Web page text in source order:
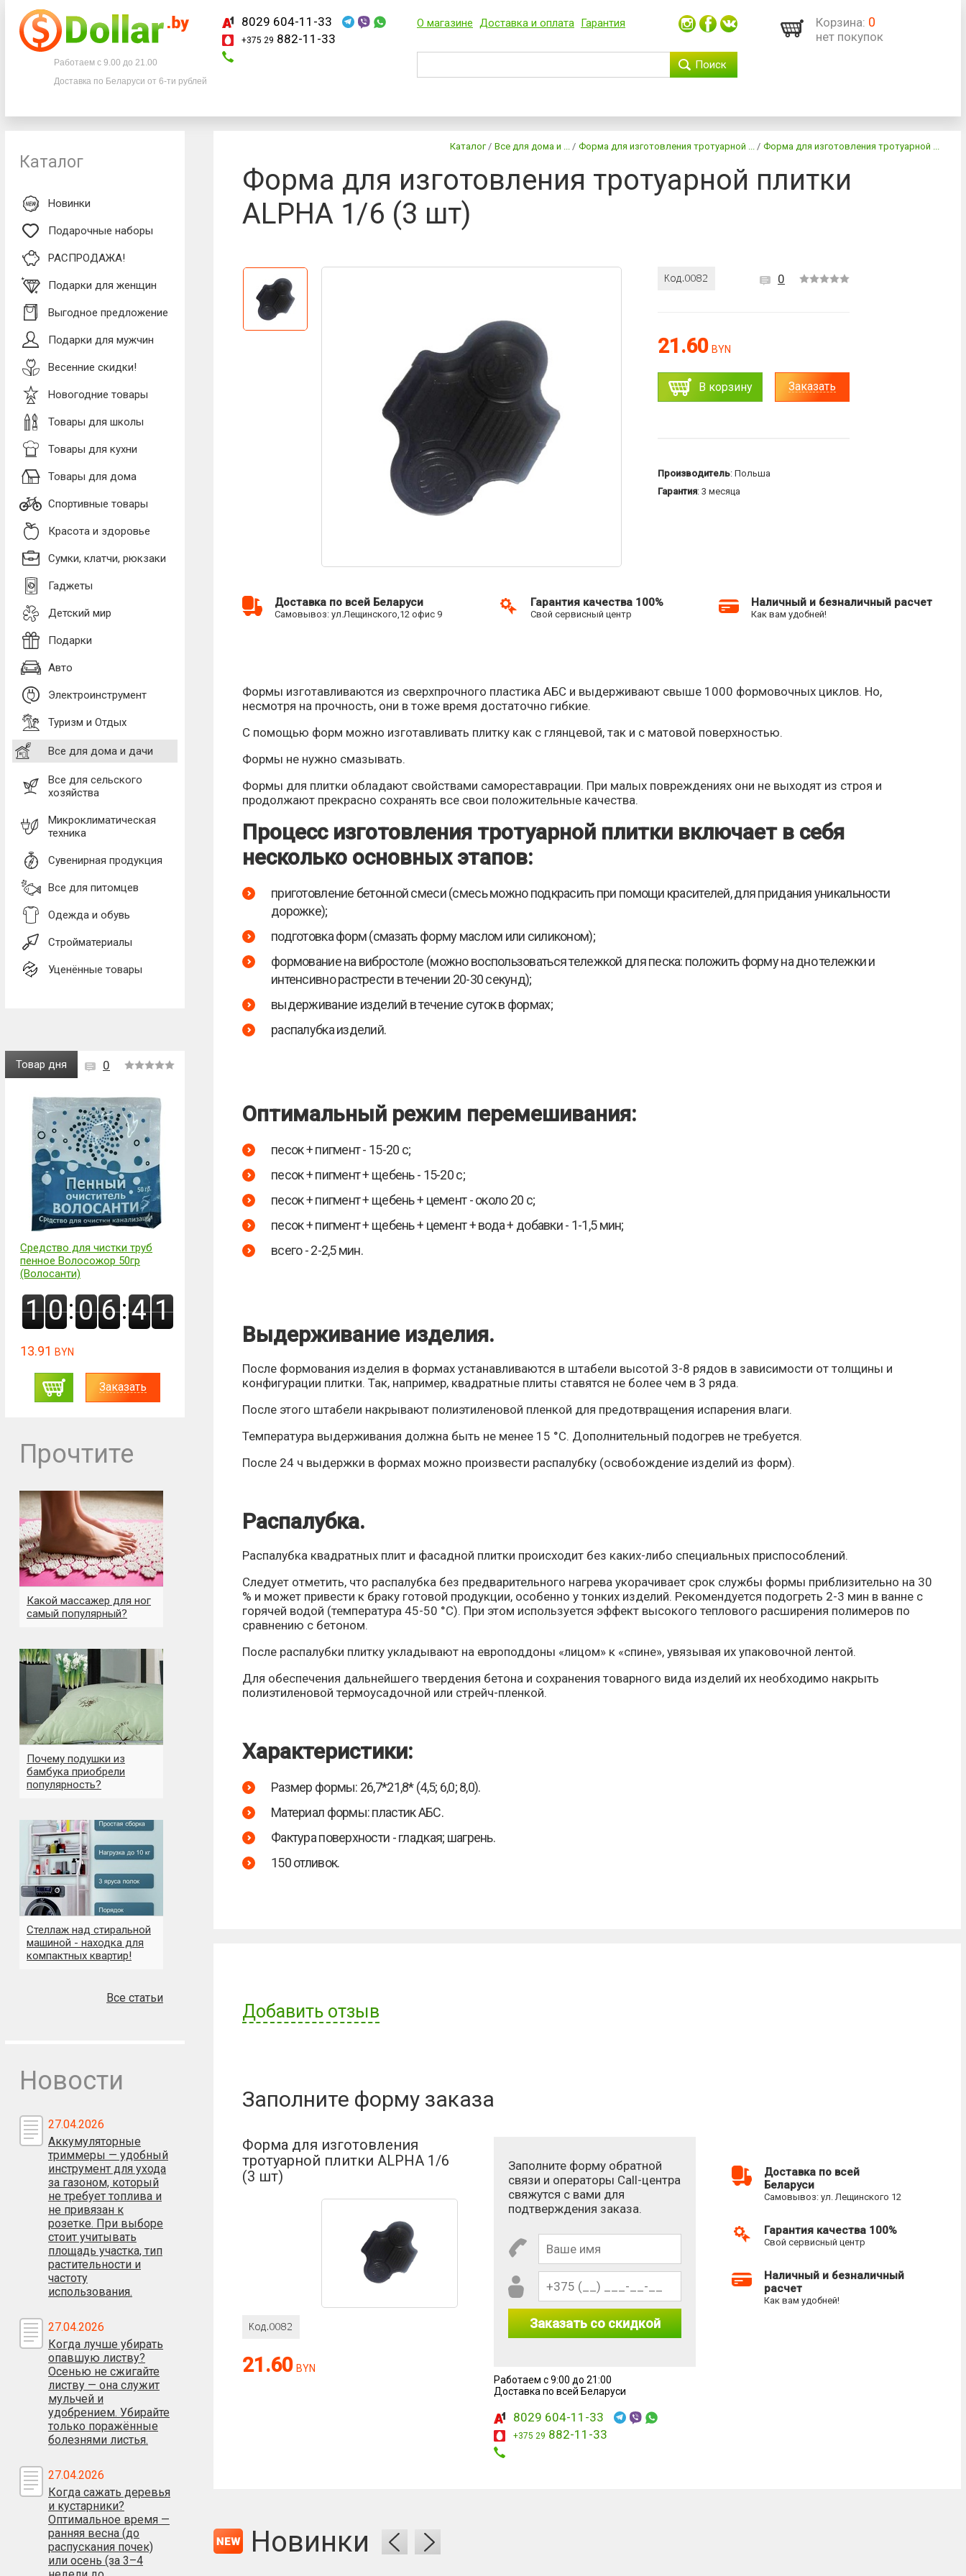
Телефоны
+375 29882-11-33
Работаем с 9.00 до 21.00
Доставка по Беларуси от 6-ти рублей
8029 604-11-33
+375 29 882-11-33
О магазине Доставка и оплата Гарантия
Поиск
Корзина: 0
нет покупок
Каталог
Новинки
Подарочные наборы
РАСПРОДАЖА!
Подарки для женщин
Выгодное предложение
Подарки для мужчин
Весенние скидки!
Новогодние товары
Товары для школы
Товары для кухни
Товары для дома
Спортивные товары
Красота и здоровье
Сумки, клатчи, рюкзаки
Гаджеты
Детский мир
Подарки
Авто
Электроинструмент
Туризм и Отдых
Все для дома и дачи
Все для сельского
хозяйства
Микроклиматическая
техника
Сувенирная продукция
Все для питомцев
Одежда и обувь
Стройматериалы
Уценённые товары
0
Товар дня
Средство для чистки труб
пенное Волосожор 50гр
(Волосанти)
1 0:0 6:4 0
13.91 BYN
Заказать
Прочтите
Какой массажер для ног
самый популярный?
Почему подушки из
бамбука приобрели
популярность?
Стеллаж над стиральной
машиной - находка для
компактных квартир!
Все статьи
Новости
27.04.2026
Аккумуляторные
триммеры — удобный
инструмент для ухода
за газоном, который
не требует топлива и
не привязан к
розетке. При выборе
стоит учитывать
площадь участка, тип
растительности и
частоту
использования.
27.04.2026
Когда лучше убирать
опавшую листву?
Осенью не сжигайте
листву — она служит
мульчей и
удобрением. Убирайте
только поражённые
болезнями листья.
27.04.2026
Когда сажать деревья
и кустарники?
Оптимальное время —
ранняя весна (до
распускания почек)
или осень (за 3–4
Каталог / Все для дома и ... / Форма для изготовления тротуарной ... / Форма для изготовления тротуарной ...
Форма для изготовления тротуарной плитки
ALPHA 1/6 (3 шт)
0
21.60 BYN
В корзину Заказать
Производитель: Польша
Гарантия: 3 месяца
Доставка по всей Беларуси
Самовывоз: ул.Лещинского,12 офис 9
Гарантия качества 100%
Свой сервисный центр
Наличный и безналичный расчет
Как вам удобней!
Формы изготавливаются из сверхпрочного пластика АБС и выдерживают свыше 1000 формовочных циклов. Но,
несмотря на прочность, они в тоже время достаточно гибкие.
С помощью форм можно изготавливать плитку как с глянцевой, так и с матовой поверхностью.
Формы не нужно смазывать.
Формы для плитки обладают свойствами самореставрации. При малых повреждениях они не выходят из строя и
продолжают прекрасно сохранять все свои положительные качества.
Процесс изготовления тротуарной плитки включает в себя
несколько основных этапов:
приготовление бетонной смеси (смесь можно подкрасить при помощи красителей, для придания уникальности
дорожке);
подготовка форм (смазать форму маслом или силиконом);
формование на вибростоле (можно воспользоваться тележкой для песка: положить форму на дно тележки и
интенсивно растрести в течении 20-30 секунд);
выдерживание изделий в течение суток в формах;
распалубка изделий.
Оптимальный режим перемешивания:
песок + пигмент - 15-20 с;
песок + пигмент + щебень - 15-20 с;
песок + пигмент + щебень + цемент - около 20 с;
песок + пигмент + щебень + цемент + вода + добавки - 1-1,5 мин;
всего - 2-2,5 мин.
Выдерживание изделия.
После формования изделия в формах устанавливаются в штабели высотой 3-8 рядов в зависимости от толщины и
конфигурации плитки. Так, например, квадратные плиты ставятся не более чем в 3 ряда.
После этого штабели накрывают полиэтиленовой пленкой для предотвращения испарения влаги.
Температура выдерживания должна быть не менее 15 °С. Дополнительный подогрев не требуется.
После 24 ч выдержки в формах можно произвести распалубку (освобождение изделий из форм).
Распалубка.
Распалубка квадратных плит и фасадной плитки происходит без каких-либо специальных приспособлений.
Следует отметить, что распалубка без предварительного нагрева укорачивает срок службы формы приблизительно на 30
% и может привести к браку готовой продукции, особенно у тонких изделий. Рекомендуется подогреть 2-3 мин в ванне с
горячей водой (температура 45-50 °С). При этом используется эффект высокого теплового расширения полимеров по
сравнению с бетоном.
После распалубки плитку укладывают на европоддоны «лицом» к «спине», увязывая их упаковочной лентой.
Для обеспечения дальнейшего твердения бетона и сохранения товарного вида изделий их необходимо накрыть
полиэтиленовой термоусадочной или стрейч-пленкой.
Характеристики:
Размер формы: 26,7*21,8* (4,5; 6,0; 8,0).
Материал формы: пластик АБС.
Фактура поверхности - гладкая; шагрень.
150 отливок.
Добавить отзыв
Отзыв:
Антиспам:
Заполните форму заказа
Форма для изготовления
тротуарной плитки ALPHA 1/6
(3 шт)
21.60 BYN
Заполните форму обратной
связи и операторы Call-центра
свяжутся с вами для
подтверждения заказа.
Заказать со скидкой
Работаем с 9:00 до 21:00
Доставка по всей Беларуси
8029 604-11-33
+375 29 882-11-33
Доставка по всей
Беларуси
Самовывоз: ул. Лещинского 12
Гарантия качества 100%
Свой сервисный центр
Наличный и безналичный
расчет
Как вам удобней!
Новинки